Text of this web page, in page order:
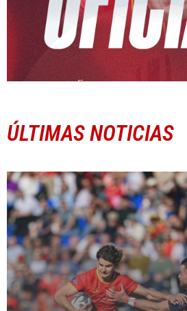
ÚLTIMAS NOTICIAS